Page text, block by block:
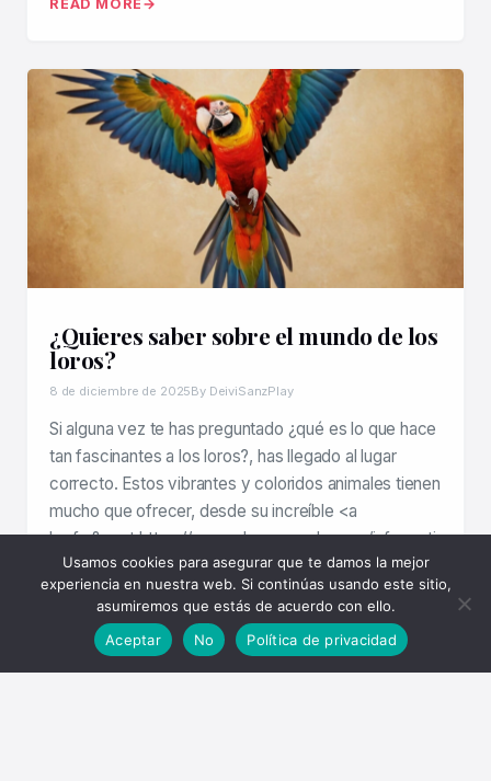
READ MORE
¿Quieres saber sobre el mundo de los
loros?
8 de diciembre de 2025By DeiviSanzPlay
Si alguna vez te has preguntado ¿qué es lo que hace
tan fascinantes a los loros?, has llegado al lugar
correcto. Estos vibrantes y coloridos animales tienen
mucho que ofrecer, desde su increíble <a
href=&quot;https://www.chusmeando.com/informatica-
y-tecnologia/chatgpt/explora-si-una-<a
href="https://www.chusmeando.com/informatica-y-
tecnologia/tiktok/como-esta-utilizando-tiktok-la-
inteligencia-artificial-para-la-creacion-de-
contenido/» title=»¿Cómo está utilizando TikTok la
Usamos cookies para asegurar que te damos la mejor
experiencia en nuestra web. Si continúas usando este sitio,
asumiremos que estás de acuerdo con ello.
Aceptar
No Política de privacidad